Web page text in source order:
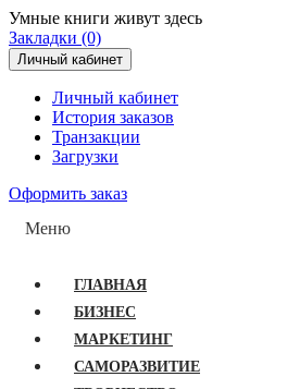
Умные книги живут здесь
Закладки (0)
Личный кабинет
Личный кабинет
История заказов
Транзакции
Загрузки
Оформить заказ
Меню
ГЛАВНАЯ
БИЗНЕС
МАРКЕТИНГ
САМОРАЗВИТИЕ